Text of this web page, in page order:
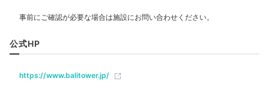
飲食
キッズスペース
ベビーベッド
公式HP
https://www.balitower.jp/